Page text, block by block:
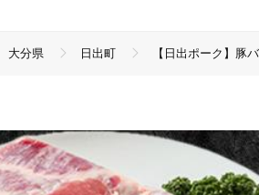
大分県 日出町 【日出ポーク】豚